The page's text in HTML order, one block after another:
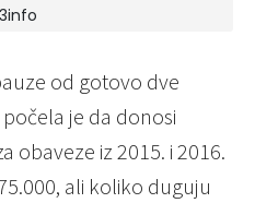
od gotovo dve
je da donosi
obaveze iz 2015. i 2016.
ali koliko duguju